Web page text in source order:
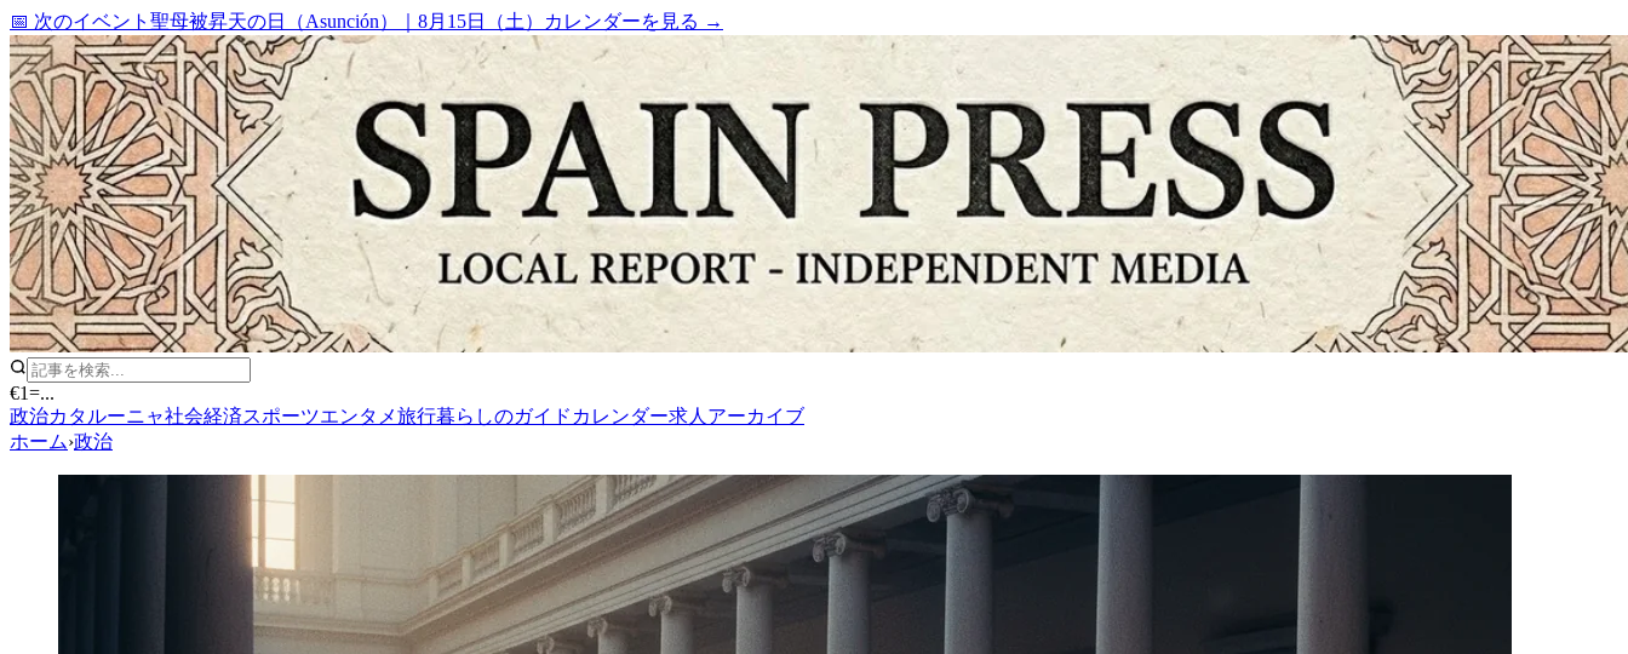
📅 次のイベント 聖母被昇天の日（Asunción） 8月15日（土） カレンダーを見る →
€1=...
政治カタルーニャ社会経済スポーツエンタメ旅行暮らしのガイド カレンダー求人 アーカイブ
ホーム›政治